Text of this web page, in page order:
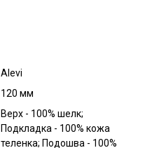
Alevi
120 мм
Верх - 100% шелк;
Подкладка - 100% кожа
теленка; Подошва - 100%